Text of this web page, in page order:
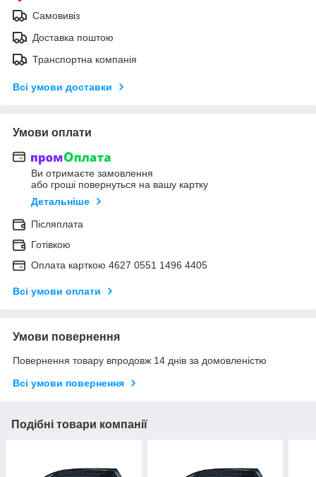
Самовивіз
Доставка поштою
Транспортна компанія
Всі умови доставки
Умови оплати
Ви отримаєте замовлення
або гроші повернуться на вашу картку
Детальніше
Післяплата
Готівкою
Оплата карткою 4627 0551 1496 4405
Всі умови оплати
Умови повернення
Повернення товару впродовж 14 днів за домовленістю
Всі умови повернення
Подібні товари компанії